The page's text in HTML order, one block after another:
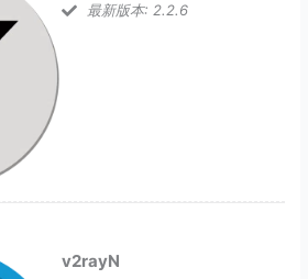
最新版本: 2.2.6
v2rayN